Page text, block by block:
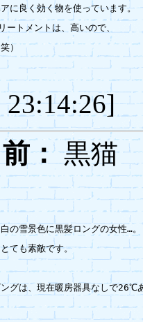
に良く効く物を使っています。
トメントは、高いので、
）
23:14:26]
：黒
の雪景色に黒髪ロングの女性…。
ても素敵です。
グは、現在暖房器具なしで26℃